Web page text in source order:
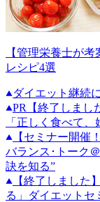
【管理栄養士が
レシピ4選
ダイエット継続
PR
【終了しま
「正しく食べて
【セミナー開催
バランス･トーク
訣を知る”
【終了しました
る」ダイエットセ